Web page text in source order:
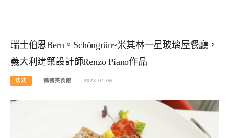
瑞士伯恩Bern。Schöngrün~米其林一星玻璃屋餐廳，
義大利建築設計師Renzo Piano作品
法式 鴨鴨美食館 2023-04-06